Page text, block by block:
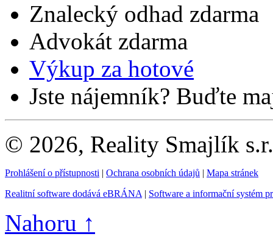
Znalecký odhad zdarma
Advokát zdarma
Výkup za hotové
Jste nájemník? Buďte
© 2026, Reality Smajlík
Prohlášení o přístupnosti | Ochrana osobních údajů | Mapa stránek
Realitní software dodává eBRÁNA | Software a informační systém
Nahoru ↑